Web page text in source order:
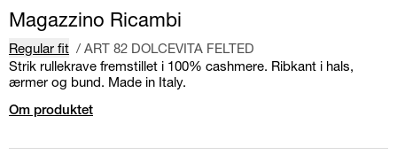
Magazzino Ricambi
Regular fit / ART 82 DOLCEVITA FELTED
Strik rullekrave fremstillet i 100% cashmere. Ribkant i hals,
ærmer og bund. Made in Italy.
Om produktet